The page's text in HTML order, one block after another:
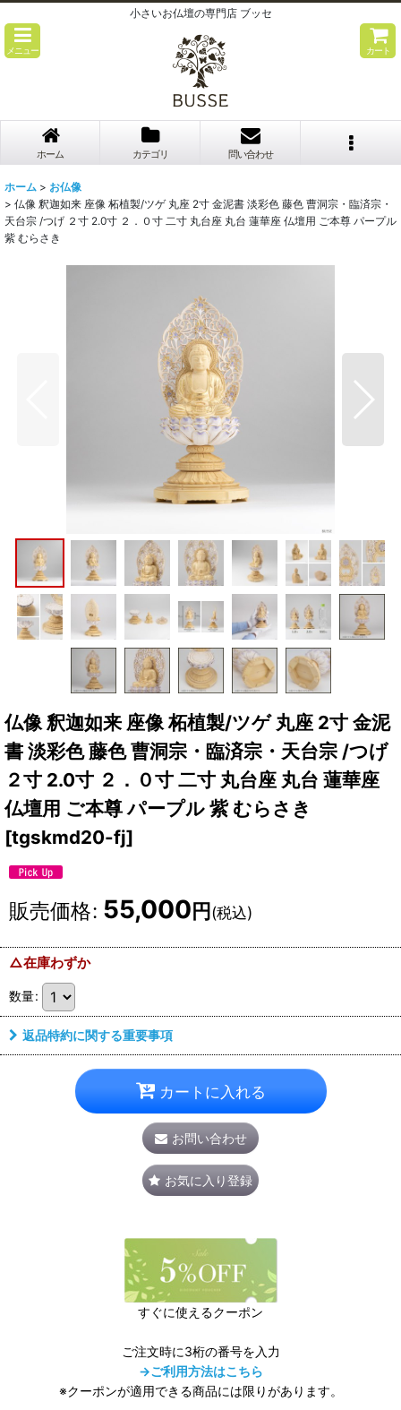
小さいお仏壇の専門店 ブッセ
メニュー カート
ホーム カテゴリ 問い合わせ
ホーム > お仏像
> 仏像 釈迦如来 座像 柘植製/ツゲ 丸座 2寸 金泥書 淡彩色 藤色 曹洞宗・臨済宗・
天台宗 /つげ ２寸 2.0寸 ２．０寸 二寸 丸台座 丸台 蓮華座 仏壇用 ご本尊 パープル
紫 むらさき
仏像 釈迦如来 座像 柘植製/ツゲ 丸座 2寸 金泥
書 淡彩色 藤色 曹洞宗・臨済宗・天台宗 /つげ
２寸 2.0寸 ２．０寸 二寸 丸台座 丸台 蓮華座
仏壇用 ご本尊 パープル 紫 むらさき
[tgskmd20-fj]
販売価格: 55,000円(税込)
△在庫わずか
数量:
返品特約に関する重要事項
カートに入れる
お問い合わせ
お気に入り登録
すぐに使えるクーポン
ご注文時に3桁の番号を入力
→ご利用方法はこちら
※クーポンが適用できる商品には限りがあります。